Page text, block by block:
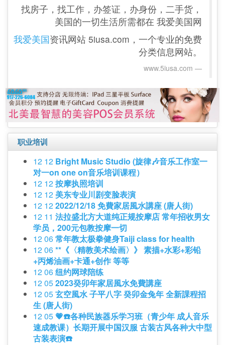
找房子，找工作，办签证，办身份，二手货，
美国的一切生活所需都在 我爱美国网
我爱美国资讯网站 5iusa.com，一个专业的免费
分类信息网站。
www.5iusa.com‎
职业培训
12 12 Bright Music Studio (旋律🎶音乐工作室一
对一on one on音乐培训课程）
12 12按摩执照培训
12 12 美东专业川剧变脸表演
12 122022/12/18 免費家居風水講座 (唐人街)
12 11 法拉盛北方大道纯正规按摩店 常年招收男女
学员，200元包教按摩一切
12 06常年教太极拳健身Taiji class for health
12 06**《〈精教美术绘画〉》 素描+水彩+彩铅
+丙烯油画+卡通+创作 等等
12 06纽约网球陪练
12 052023癸卯年家居風水免費講座
12 05玄空風水 子平八字 癸卯金兔年 全新課程招
生 (唐人街)
12 05 💗☎️各种民族器乐学习班（青少年 成人音乐
速成教课）长期开展中国汉服 古装古风各种大中型
古装表演☎️